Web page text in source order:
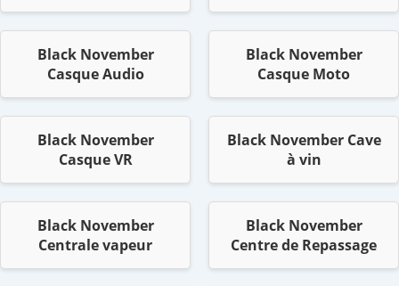
Black November
Casque Audio
Black November
Casque Moto
Black November
Casque VR
Black November Cave
à vin
Black November
Centrale vapeur
Black November
Centre de Repassage